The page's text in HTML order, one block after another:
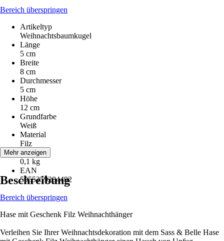
Bereich überspringen
Artikeltyp
Weihnachtsbaumkugel
Länge
5 cm
Breite
8 cm
Durchmesser
5 cm
Höhe
12 cm
Grundfarbe
Weiß
Material
Filz
Gewicht
0,1 kg
EAN
5055259284492
Mehr anzeigen
Beschreibung
Bereich überspringen
Hase mit Geschenk Filz Weihnachthänger
Verleihen Sie Ihrer Weihnachtsdekoration mit dem Sass & Belle Hase